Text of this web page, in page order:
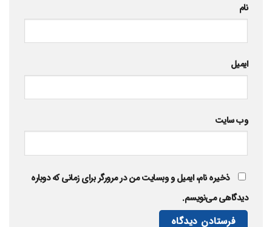
نام
ایمیل
وب‌ سایت
ذخیره نام، ایمیل و وبسایت من در مرورگر برای زمانی که دوباره
دیدگاهی می‌نویسم.